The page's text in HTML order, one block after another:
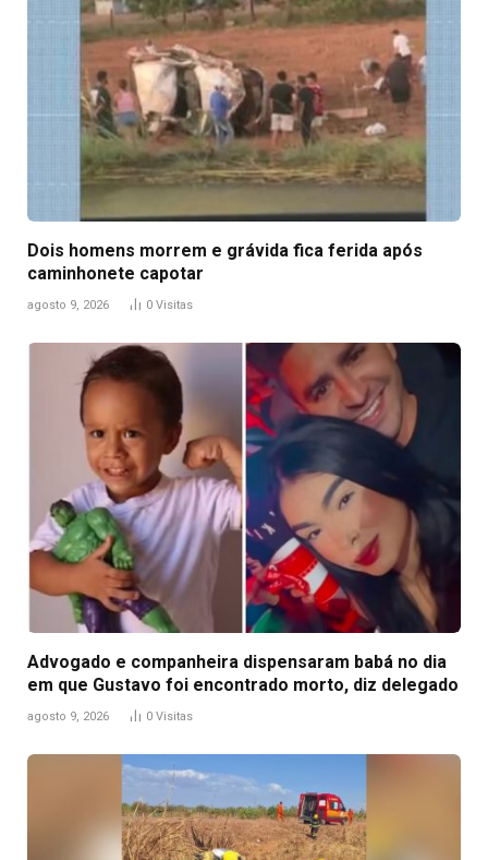
Dois homens morrem e grávida fica ferida após
caminhonete capotar
agosto 9, 2026 0 Visitas
Advogado e companheira dispensaram babá no dia
em que Gustavo foi encontrado morto, diz delegado
agosto 9, 2026 0 Visitas